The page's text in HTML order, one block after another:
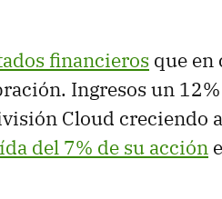
financieros que
Ingresos un
Cloud creciendo
del 7% de su acción